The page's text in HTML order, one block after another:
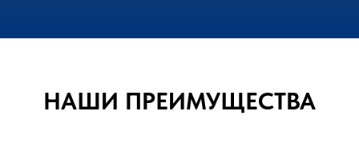
НАШИ ПРЕИМУЩЕСТВА